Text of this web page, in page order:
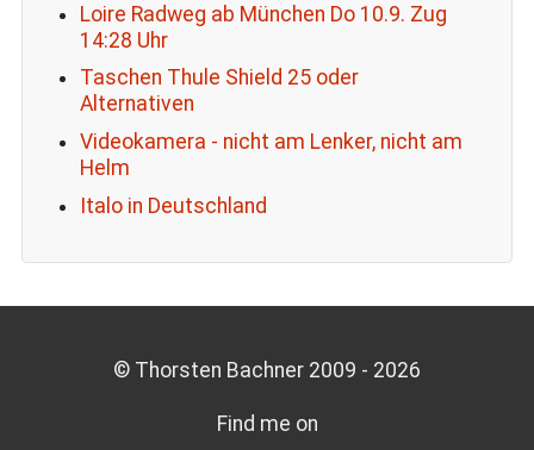
Loire Radweg ab München Do 10.9. Zug
14:28 Uhr
Taschen Thule Shield 25 oder
Alternativen
Videokamera - nicht am Lenker, nicht am
Helm
Italo in Deutschland
© Thorsten Bachner 2009 - 2026
Find me on